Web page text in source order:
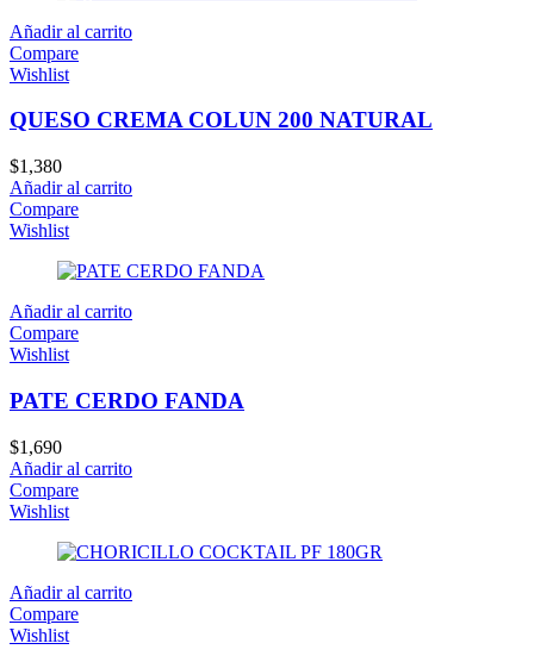
Añadir al carrito
Compare
Wishlist
QUESO CREMA COLUN 200 NATURAL
$1,380
Añadir al carrito
Compare
Wishlist
Añadir al carrito
Compare
Wishlist
PATE CERDO FANDA
$1,690
Añadir al carrito
Compare
Wishlist
Añadir al carrito
Compare
Wishlist